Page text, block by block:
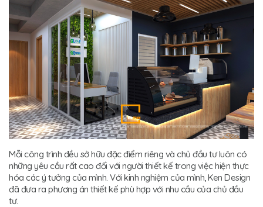
Mỗi công trình đều sở hữu đặc điểm riêng và chủ đầu tư luôn có
những yêu cầu rất cao đối với người thiết kế trong việc hiện thực
hóa các ý tưởng của mình. Với kinh nghiệm của mình, Ken Design
đã đưa ra phương án thiết kế phù hợp với nhu cầu của chủ đầu
tư.